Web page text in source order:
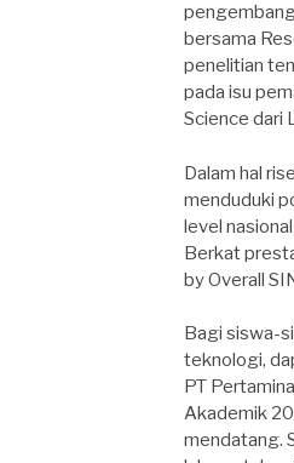
bersama
penelitian
pada isu
Science dari
Dalam hal
menduduki
level
Berkat
by Overall
Bagi siswa-
teknologi,
PT
Akademik
mendatang.